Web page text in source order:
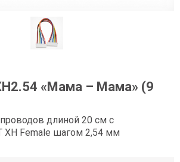
«Мама – Мама» (9
длиной 20 см с
XH Female шагом 2,54 мм